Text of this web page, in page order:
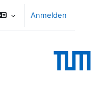
Anmelden